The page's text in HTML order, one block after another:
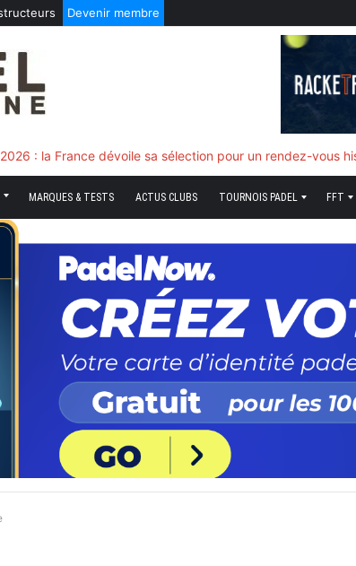
Devenir membre
match mais décisif quand tout bascule
2026
2026
MARQUES & TESTS ACTUS CLUBS TOURNOIS PADEL FFT